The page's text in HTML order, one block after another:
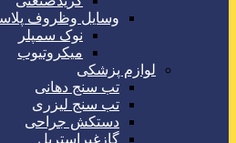
وسایل وظروف
نوک سمپلر
میکروتیوب
لوازم پزشکی
تب سنج دهانی
تب سنج لیزری
دستکش جراحی
گازغیراستریل